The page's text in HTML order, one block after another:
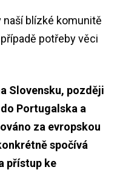
naší blízké komunitě
potřeby věci
Slovensku, později
Portugalska a
za evropskou
spočívá
přístup ke